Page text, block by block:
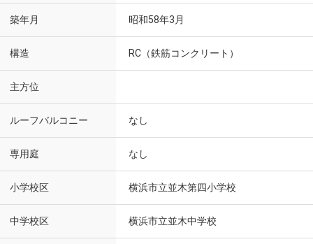
築年月 昭和58年3月
構造 RC（鉄筋コンクリート）
主方位
ルーフバルコニー なし
専用庭 なし
小学校区 横浜市立並木第四小学校
中学校区 横浜市立並木中学校